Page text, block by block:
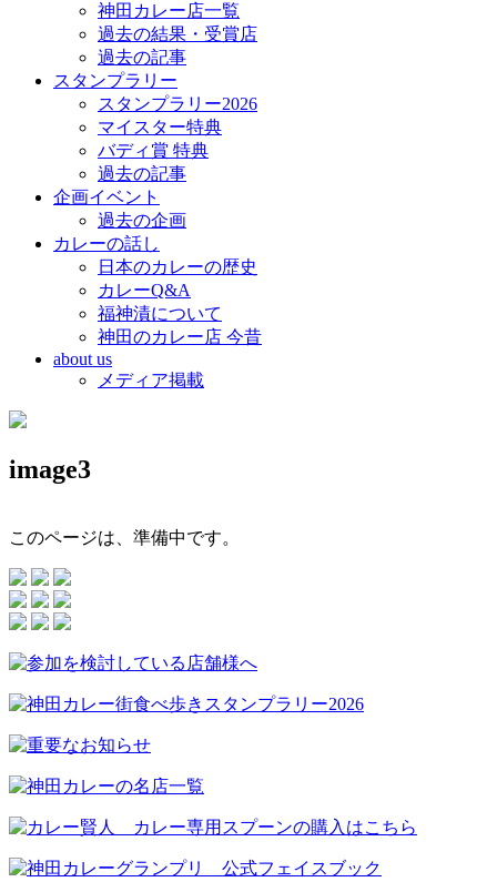
神田カレー店一覧
過去の結果・受賞店
過去の記事
スタンプラリー
スタンプラリー2026
マイスター特典
バディ賞 特典
過去の記事
企画イベント
過去の企画
カレーの話し
日本のカレーの歴史
カレーQ&A
福神漬について
神田のカレー店 今昔
about us
メディア掲載
image3
このページは、準備中です。